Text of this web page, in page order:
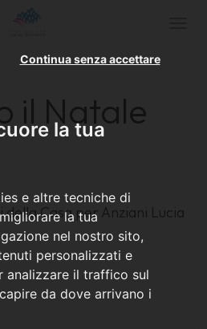
la tua
e altre tecniche di
la tua
nel nostro sito,
personalizzati e
analizzare il traffico sul
da dove arrivano i
Continua senza accettare
il Natale
Casa per Anziani Lucia